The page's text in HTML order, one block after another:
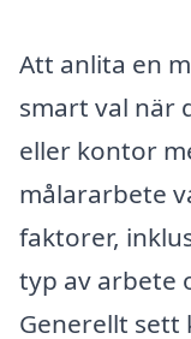
Att anlita en
smart val när
eller kontor
målararbete
faktorer,
typ av arbete
Generellt sett